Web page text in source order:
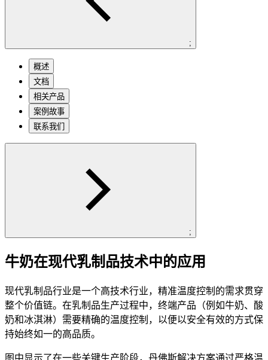
;
概述
文档
相关产品
案例故事
联系我们
;
牛奶在现代乳制品技术中的应用
现代乳制品行业是一个高技术行业，精准温度控制的需求贯穿
整个价值链。在乳制品生产过程中，终端产品（例如牛奶、酸
奶和冰淇淋）需要精确的温度控制，以便以安全有效的方式保
持始终如一的高品质。
图中显示了在一些关键生产阶段，丹佛斯解决方案通过严格温